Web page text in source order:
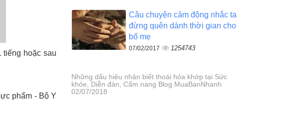
tiếng hoặc sau
phẩm - Bộ Y
Câu chuyện cảm động nhắc ta
đừng quên dành thời gian cho
bố mẹ
07/02/2017 1254743
Những dấu hiệu nhận biết thoái hóa khớp tại Sức
khỏe, Diễn đàn, Cẩm nang Blog MuaBanNhanh
02/07/2018